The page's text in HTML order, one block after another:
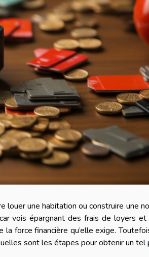
une habitation ou construire une
vois épargnant des frais de loyers
force financière qu’elle exige.
sont les étapes pour obtenir un tel